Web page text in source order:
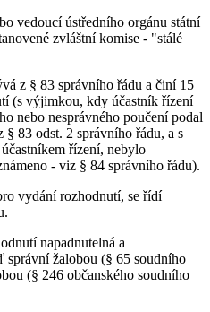
vedoucí ústředního orgánu státní
zvláštní komise - "stálé
z § 83 správního řádu a činí 15
(s výjimkou, kdy účastník řízení
nebo nesprávného poučení podal
83 odst. 2 správního řádu, a s
řízení, nebylo
- viz § 84 správního řádu).
vydání rozhodnutí, se řídí
napadnutelná a
správní žalobou (§ 65 soudního
(§ 246 občanského soudního